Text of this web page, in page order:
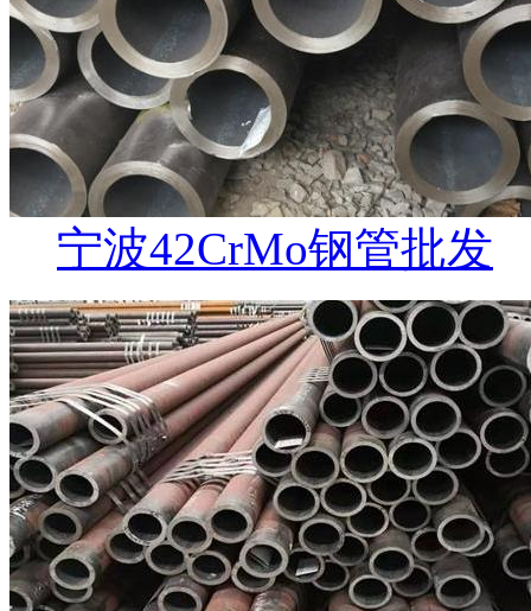
宁波42CrMo钢管批发